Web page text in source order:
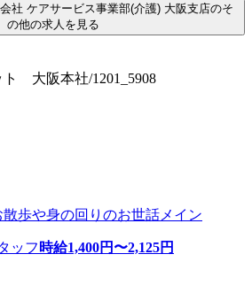
社 ケアサービス事業部(介護) 大阪支店のそ
の他の求人を見る
大阪本社/1201_5908
散歩や身の回りのお世話メイン
ッフ 時給1,400円〜2,125円